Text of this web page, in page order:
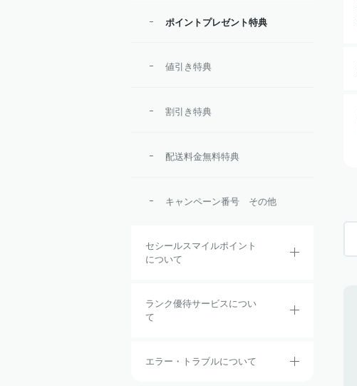
ポイントプレゼント特典
値引き特典
割引き特典
配送料金無料特典
キャンペーン番号 その他
セシールスマイルポイント
について
ランク優待サービスについ
て
エラー・トラブルについて